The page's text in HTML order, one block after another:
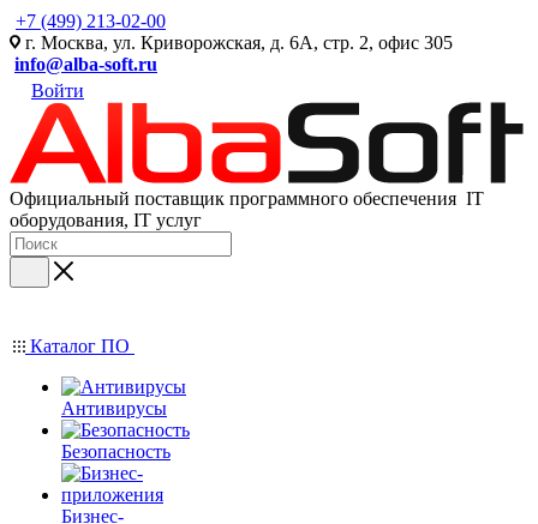
+7 (499) 213-02-00
г. Москва, ул. Криворожская, д. 6А, стр. 2, офис 305
info@alba-soft.ru
Войти
Официальный поставщик программного обеспечения IT
оборудования, IT услуг
Каталог ПО
Антивирусы
Безопасность
Бизнес-